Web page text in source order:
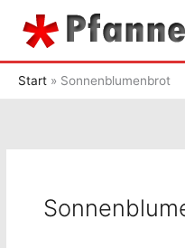
Inhalt
Start Sonnenblumenbrot